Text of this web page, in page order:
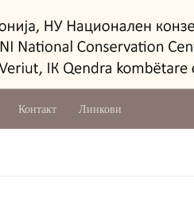
Контакт Линкови